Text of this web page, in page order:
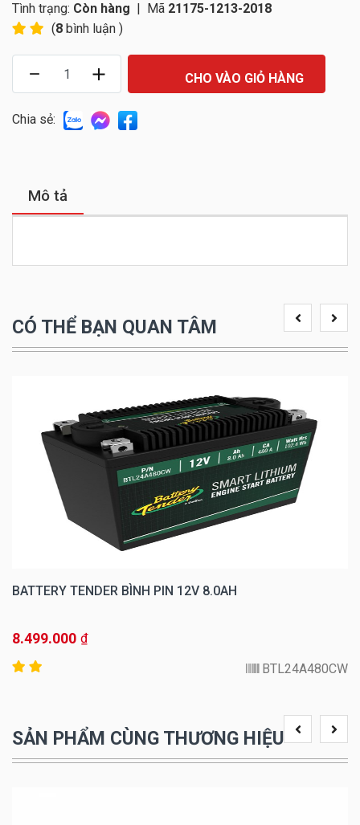
Tình trạng: Còn hàng Mã 21175-1213-2018
(8 bình luận )
CHO VÀO GIỎ HÀNG
Chia sẻ:
Mô tả
CÓ THỂ BẠN QUAN TÂM
BATTERY TENDER BÌNH PIN 12V 8.0AH
8.499.000 ₫
BTL24A480CW
SẢN PHẨM CÙNG THƯƠNG HIỆU